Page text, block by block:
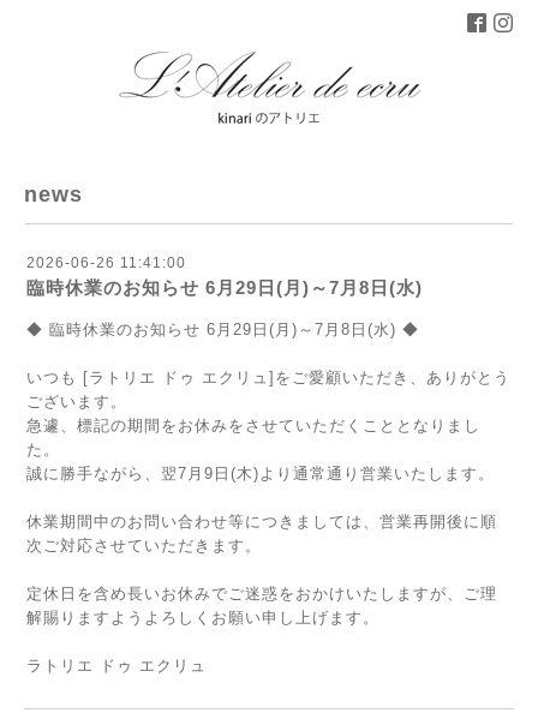
news
2026-06-26 11:41:00
臨時休業のお知らせ 6月29日(月)～7月8日(水)
◆ 臨時休業のお知らせ 6月29日(月)～7月8日(水) ◆
いつも [ラトリエ ドゥ エクリュ]をご愛顧いただき、ありがとう
ございます。
急遽、標記の期間をお休みをさせていただくこととなりまし
た。
誠に勝手ながら、翌7月9日(木)より通常通り営業いたします。
休業期間中のお問い合わせ等につきましては、営業再開後に順
次ご対応させていただきます。
定休日を含め長いお休みでご迷惑をおかけいたしますが、ご理
解賜りますようよろしくお願い申し上げます。
ラトリエ ドゥ エクリュ